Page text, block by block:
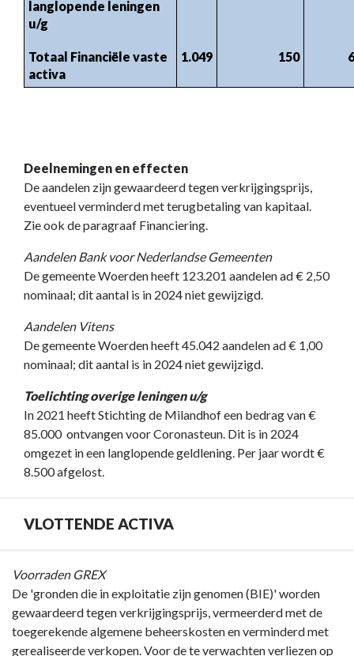
langlopende leningen
u/g
Totaal Financiële vaste
activa
1.049 150
Deelnemingen en effecten
De aandelen zijn gewaardeerd tegen verkrijgingsprijs,
eventueel verminderd met terugbetaling van kapitaal.
Zie ook de paragraaf Financiering.
Aandelen Bank voor Nederlandse Gemeenten
De gemeente Woerden heeft 123.201 aandelen ad € 2,50
nominaal; dit aantal is in 2024 niet gewijzigd.
Aandelen Vitens
De gemeente Woerden heeft 45.042 aandelen ad € 1,00
nominaal; dit aantal is in 2024 niet gewijzigd.
Toelichting overige leningen u/g
In 2021 heeft Stichting de Milandhof een bedrag van €
85.000 ontvangen voor Coronasteun. Dit is in 2024
omgezet in een langlopende geldlening. Per jaar wordt €
8.500 afgelost.
VLOTTENDE ACTIVA
Terug
naar
navigatie
Toelichting
Voorraden GREX
De 'gronden die in exploitatie zijn genomen (BIE)' worden
gewaardeerd tegen verkrijgingsprijs, vermeerderd met de
toegerekende algemene beheerskosten en verminderd met
gerealiseerde verkopen. Voor de te verwachten verliezen op